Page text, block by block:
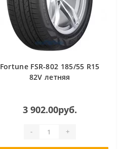
Fortune FSR-802 185/55 R15
82V летняя
3 902.00руб.
- +